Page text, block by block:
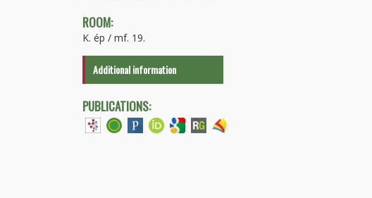
ROOM:
K. ép / mf. 19.
Additional information
PUBLICATIONS: